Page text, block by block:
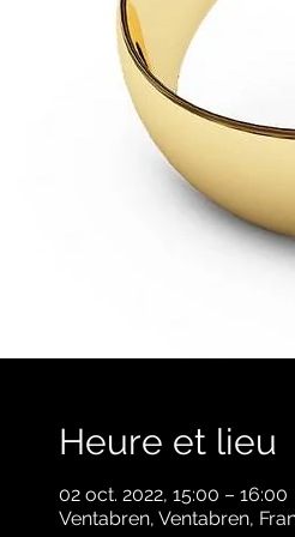
Heure et lieu
02 oct. 2022, 15:00 – 16:00
Ventabren, Ventabren,